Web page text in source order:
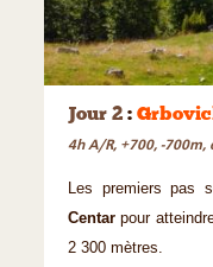
Jour 2 :
4h A/R, +700, -700m,
Les premiers pas
Centar pour
2 300 mètres.